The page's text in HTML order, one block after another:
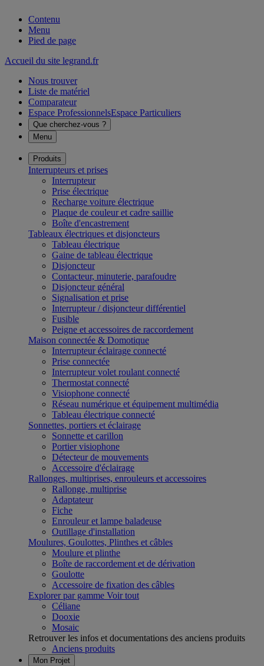
Contenu
Menu
Pied de page
Accueil du site legrand.fr
Nous trouver
Liste de matériel
Comparateur
Espace ProfessionnelsEspace Particuliers
Que cherchez-vous ?
Menu
Produits
Interrupteurs et prises
Interrupteur
Prise électrique
Recharge voiture électrique
Plaque de couleur et cadre saillie
Boîte d'encastrement
Tableaux électriques et disjoncteurs
Tableau électrique
Gaine de tableau électrique
Disjoncteur
Contacteur, minuterie, parafoudre
Disjoncteur général
Signalisation et prise
Interrupteur / disjoncteur différentiel
Fusible
Peigne et accessoires de raccordement
Maison connectée & Domotique
Interrupteur éclairage connecté
Prise connectée
Interrupteur volet roulant connecté
Thermostat connecté
Visiophone connecté
Réseau numérique et équipement multimédia
Tableau électrique connecté
Sonnettes, portiers et éclairage
Sonnette et carillon
Portier visiophone
Détecteur de mouvements
Accessoire d'éclairage
Rallonges, multiprises, enrouleurs et accessoires
Rallonge, multiprise
Adaptateur
Fiche
Enrouleur et lampe baladeuse
Outillage d'installation
Moulures, Goulottes, Plinthes et câbles
Moulure et plinthe
Boîte de raccordement et de dérivation
Goulotte
Accessoire de fixation des câbles
Explorer par gamme Voir tout
Céliane
Dooxie
Mosaic
Retrouver les infos et documentations des anciens produits
Anciens produits
Mon Projet